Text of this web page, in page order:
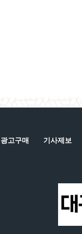
광고구매 기사제보